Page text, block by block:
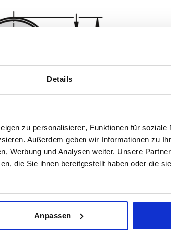
Details
zu personalisieren, Funktionen für soziale
Außerdem geben wir Informationen zu
Werbung und Analysen weiter. Unsere
die Sie ihnen bereitgestellt haben oder die
Anpassen
TABELLE VERGRÖSSERN
täglich aktualisiert.
das bestätigte
1-3 Tage